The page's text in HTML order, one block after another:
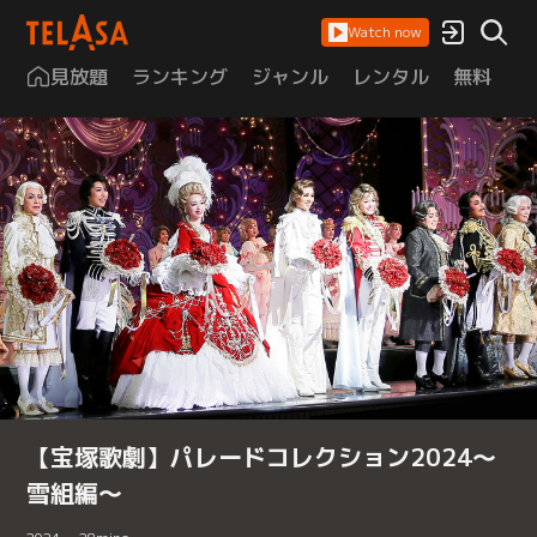
Watch now
見放題 ランキング ジャンル レンタル 無料
【宝塚歌劇】パレードコレクション2024～
雪組編～